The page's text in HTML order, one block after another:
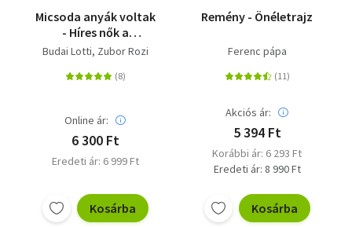
Micsoda anyák voltak
- Híres nők a
gyerekszobában
Budai Lotti Zubor Rozi
Online ár:
6 300 Ft
Eredeti ár: 6 999 Ft
Kosárba
Remény - Önéletrajz
Ferenc pápa
Akciós ár:
5 394 Ft
Korábbi ár: 6 293 Ft
Eredeti ár: 8 990 Ft
Kosárba